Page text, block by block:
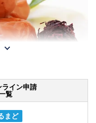
ライン申請
覧
まど